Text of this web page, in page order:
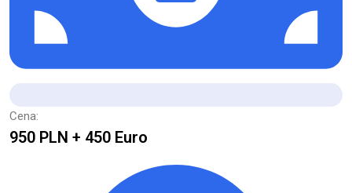
Cena:
950 PLN + 450 Euro